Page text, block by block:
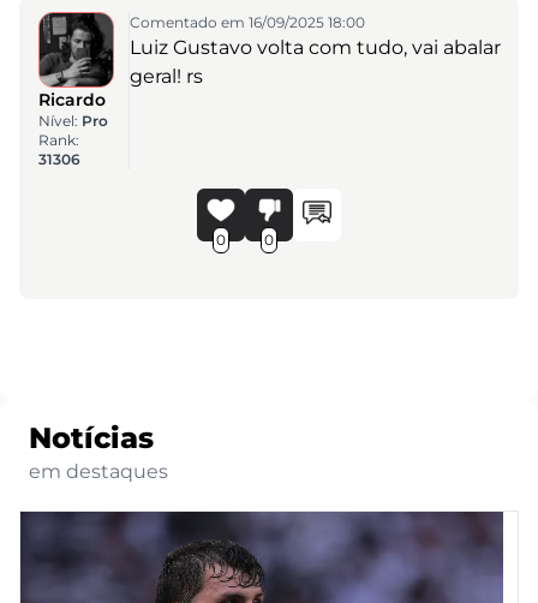
Ricardo
Nível: Pro
Rank:
31306
Comentado em 16/09/2025 18:00
Luiz Gustavo volta com tudo, vai abalar
geral! rs
0 0
Notícias
em destaques